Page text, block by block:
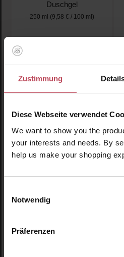
Zustimmung
Diese Webseite verwendet
We want to show you the
your interests and needs. By
help us make your shopping
Notwendig
Präferenzen
Duschgel
250 ml (9,58 € / 100 ml)
Produkt Anzahl: Gib
Lotion